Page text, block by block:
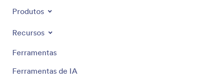
Produtos
Recursos
Ferramentas
Ferramentas de IA